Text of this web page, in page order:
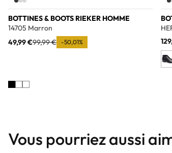
BOTTINES & BOOTS RIEKER HOMME
14705 Marron
49,99 €99,99 € -50,01%
Vous pourriez aussi